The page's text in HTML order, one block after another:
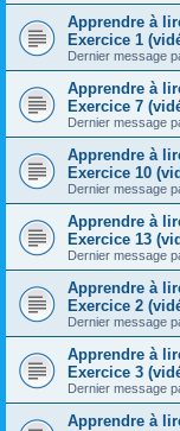
Apprendre à
Exercice 1
Dernier message
Apprendre à
Exercice 7
Dernier message
Apprendre à
Exercice 10
Dernier message
Apprendre à
Exercice 13
Dernier message
Apprendre à
Exercice 2
Dernier message
Apprendre à
Exercice 3
Dernier message
Apprendre à